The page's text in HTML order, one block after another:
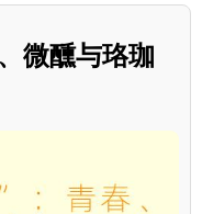
微醺与珞珈